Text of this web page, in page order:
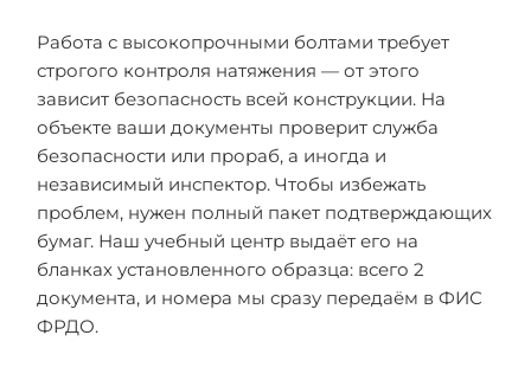
Работа с высокопрочными болтами требует
строгого контроля натяжения — от этого
зависит безопасность всей конструкции. На
объекте ваши документы проверит служба
безопасности или прораб, а иногда и
независимый инспектор. Чтобы избежать
проблем, нужен полный пакет подтверждающих
бумаг. Наш учебный центр выдаёт его на
бланках установленного образца: всего 2
документа, и номера мы сразу передаём в ФИС
ФРДО.